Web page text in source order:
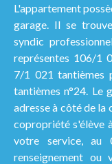
L'appartement
garage. Il se
syndic
représentes 106/1
7/1 021 tantièmes
tantièmes n°24. Le
adresse à côté de la
copropriété s'élève
votre service,
renseignement ou